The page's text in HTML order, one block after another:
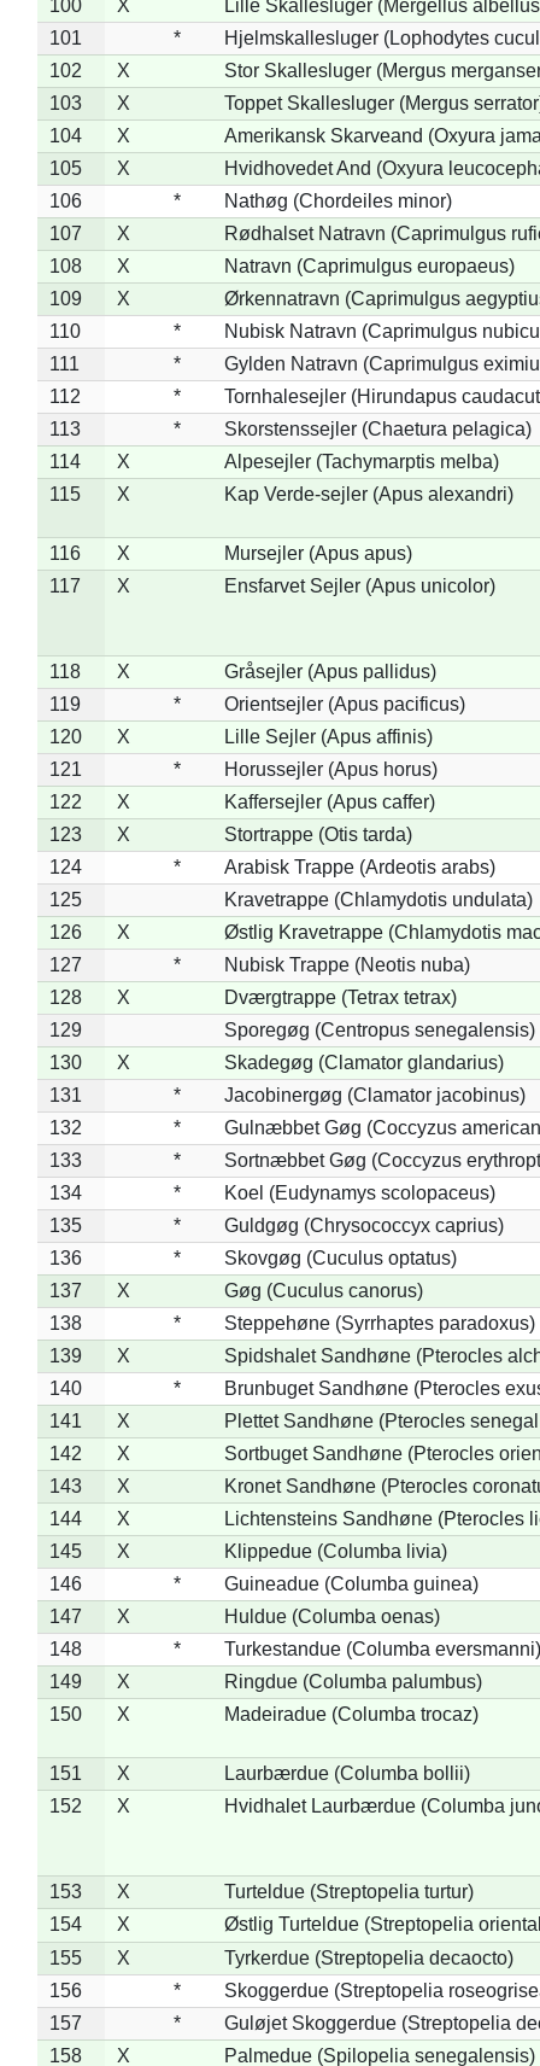
100 X
Lille Skallesluger (Mergellus
101
*
Hjelmskallesluger (Lophodytes
102
X
Stor Skallesluger (Mergus
103
X
Toppet Skallesluger (Mergus
104
X
Amerikansk Skarveand (Oxyura
105
X
Hvidhovedet And (Oxyura
106
*
Nathøg (Chordeiles minor)
107
X
Rødhalset Natravn (Caprimulgus
108
X
Natravn (Caprimulgus europaeus)
109
X
Ørkennatravn (Caprimulgus
110
*
Nubisk Natravn (Caprimulgus
111
*
Gylden Natravn (Caprimulgus
112
*
Tornhalesejler (Hirundapus
113
*
Skorstenssejler (Chaetura pelagica)
114
X
Alpesejler (Tachymarptis melba)
115
X Kap Verde-sejler (Apus alexandri)
116 X
Mursejler (Apus apus)
117
X Ensfarvet Sejler (Apus unicolor)
118 X
Gråsejler (Apus pallidus)
119
*
Orientsejler (Apus pacificus)
120
X
Lille Sejler (Apus affinis)
121
*
Horussejler (Apus horus)
122
X
Kaffersejler (Apus caffer)
123
X
Stortrappe (Otis tarda)
124
*
Arabisk Trappe (Ardeotis arabs)
125
Kravetrappe (Chlamydotis undulata)
126
X
Østlig Kravetrappe (Chlamydotis
127
*
Nubisk Trappe (Neotis nuba)
128
X
Dværgtrappe (Tetrax tetrax)
129
Sporegøg (Centropus senegalensis)
130
X
Skadegøg (Clamator glandarius)
131
*
Jacobinergøg (Clamator jacobinus)
132
*
Gulnæbbet Gøg (Coccyzus
133
*
Sortnæbbet Gøg (Coccyzus
134
*
Koel (Eudynamys scolopaceus)
135
*
Guldgøg (Chrysococcyx caprius)
136
*
Skovgøg (Cuculus optatus)
137
X
Gøg (Cuculus canorus)
138
*
Steppehøne (Syrrhaptes paradoxus)
139
X
Spidshalet Sandhøne (Pterocles
140
*
Brunbuget Sandhøne (Pterocles
141
X
Plettet Sandhøne (Pterocles
142
X
Sortbuget Sandhøne (Pterocles
143
X
Kronet Sandhøne (Pterocles
144
X
Lichtensteins Sandhøne (Pterocles
145
X
Klippedue (Columba livia)
146
*
Guineadue (Columba guinea)
147
X
Huldue (Columba oenas)
148
*
Turkestandue (Columba eversmanni)
149
X
Ringdue (Columba palumbus)
150
X Madeiradue (Columba trocaz)
151 X
Laurbærdue (Columba bollii)
152
X Hvidhalet Laurbærdue (Columba
153 X
Turteldue (Streptopelia turtur)
154
X
Østlig Turteldue (Streptopelia
155
X
Tyrkerdue (Streptopelia decaocto)
156
*
Skoggerdue (Streptopelia
157
*
Guløjet Skoggerdue (Streptopelia
158
X
Palmedue (Spilopelia senegalensis)